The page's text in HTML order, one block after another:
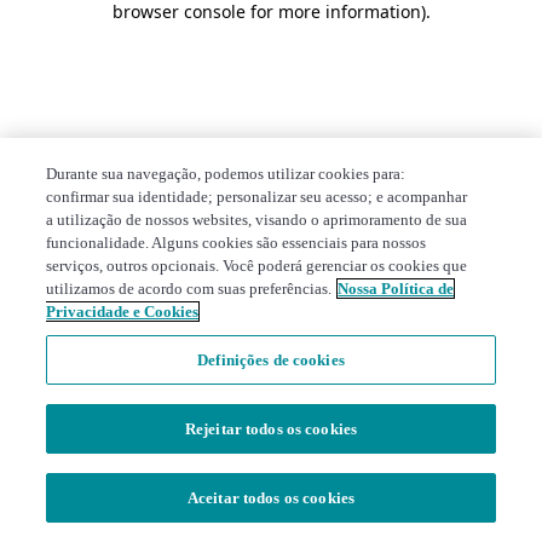
browser console for more information).
Durante sua navegação, podemos utilizar cookies para:
confirmar sua identidade; personalizar seu acesso; e acompanhar
a utilização de nossos websites, visando o aprimoramento de sua
funcionalidade. Alguns cookies são essenciais para nossos
serviços, outros opcionais. Você poderá gerenciar os cookies que
utilizamos de acordo com suas preferências. Nossa Política de
Privacidade e Cookies
Definições de cookies
Rejeitar todos os cookies
Aceitar todos os cookies